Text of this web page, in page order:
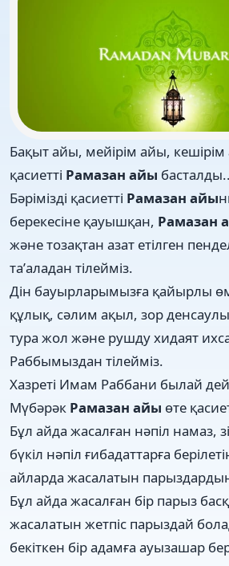
Бақыт айы, мейірім айы,
қасиетті Рамазан айы
Бәрімізді қасиетті Рамазан айы
берекесіне қауышқан, Рамазан
және тозақтан азат етілген
та’аладан тілейміз.
Дін бауырларымызға қайырлы
құлық, сәлим ақыл, зор
тура жол және рушду хидаят
Раббымыздан тілейміз.
Хазреті Имам Раббани былай
Мүбәрәк Рамазан айы өте
Бұл айда жасалған нәпіл намаз,
бүкіл нәпіл ғибадаттарға
айларда жасалатын
Бұл айда жасалған бір парыз
жасалатын жетпіс парыздай
бекіткен бір адамға ауызашар